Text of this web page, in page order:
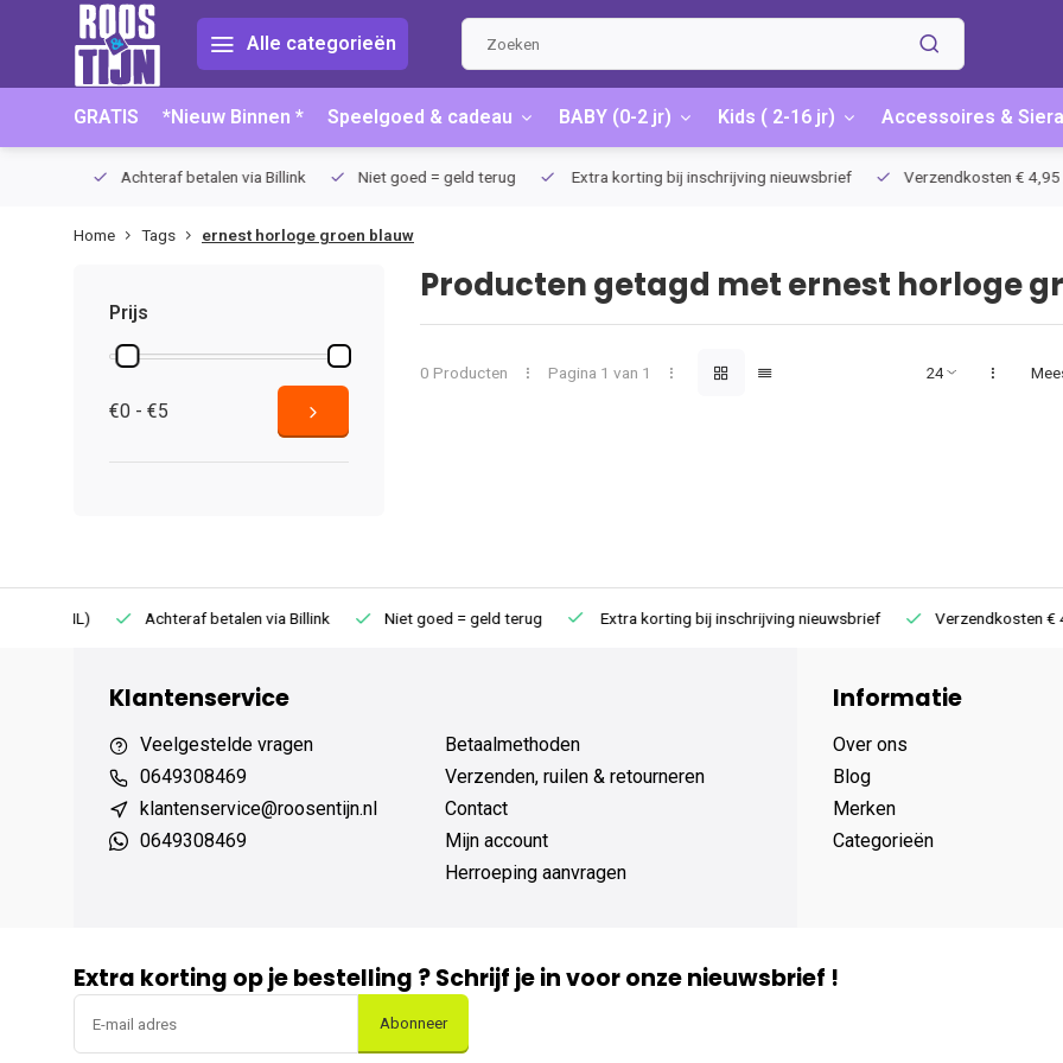
Alle categorieën
GRATIS *Nieuw Binnen * Speelgoed & cadeau BABY (0-2 jr) Kids ( 2-16 jr) Accessoires &
Achteraf betalen via Billink Niet goed = geld terug Extra korting bij inschrijving nieuwsbrief Verzendkosten € 4,95 /
Home Tags ernest horloge groen blauw
Prijs
€0 - €5
Producten getagd met ernest horloge
0 Producten Pagina 1 van 1
Achteraf betalen via Billink Niet goed = geld terug Extra korting bij inschrijving nieuwsbrief Verzendkosten € 4,95
Klantenservice
Veelgestelde vragen
0649308469
klantenservice@roosentijn.nl
0649308469
Betaalmethoden
Verzenden, ruilen & retourneren
Contact
Mijn account
Herroeping aanvragen
Informatie
Over ons
Blog
Merken
Categorieën
Extra korting op je bestelling ? Schrijf je in voor onze nieuwsbrief !
Abonneer